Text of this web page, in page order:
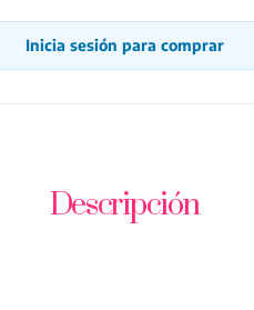
Inicia sesión para comprar
Descripción